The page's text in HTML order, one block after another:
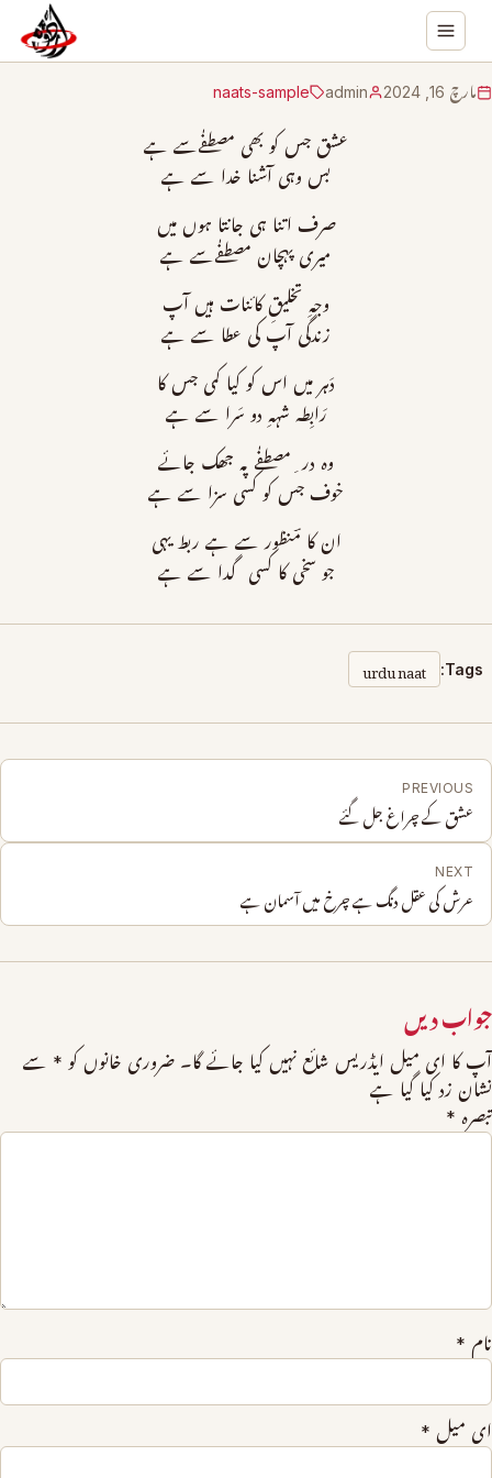
مارچ 16, 2024 admin
naats-sample
عشق جس کو بھی مصطفٰےسے ہے
بس وہی آشنا خدا سے ہے
صرف اتنا ہی جانتا ہوں میں
میری پہچان مصطفٰےسے ہے
وجہِ تخلیقِ کائنات ہیں آپ
زندگی آپ کی عطا سے ہے
دَہر میں اس کو کیا کمی جس کا
رَابِطہ شہہِ دو سَرا سے ہے
وہ در ِمصطفٰے پہ جھک جائے
خوف جس کو کسی سزا سے ہے
ان کا مؔنظور سے ہے ربط یہی
جو سخی کا کسی گدا سے ہے
Tags:
urdu naat
PREVIOUS
عشق کے چراغ جل گئے
NEXT
عرش کی عقل دنگ ہے چرخ میں آسمان ہے
جواب دیں
آپ کا ای میل ایڈریس شائع نہیں کیا جائے گا۔ ضروری خانوں کو * سے
نشان زد کیا گیا ہے
تبصرہ *
نام *
ای میل *